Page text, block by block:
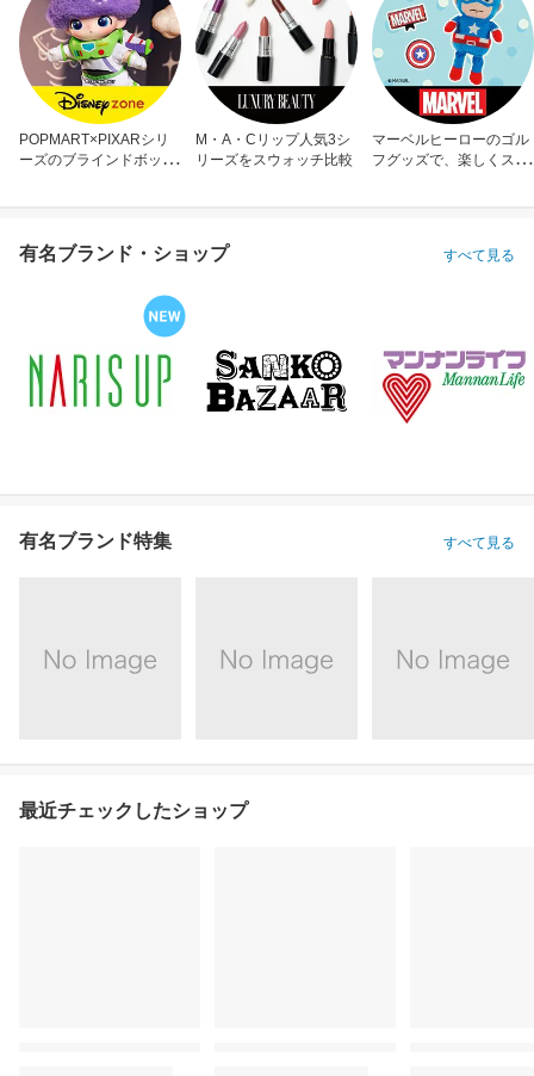
POPMART×PIXARシリ
ーズのブラインドボック
M・A・Cリップ人気3シ
リーズをスウォッチ比較
マーベルヒーローのゴル
フグッズで、楽しくスコ
有名ブランド・ショップ すべて見る
有名ブランド特集 すべて見る
最近チェックしたショップ